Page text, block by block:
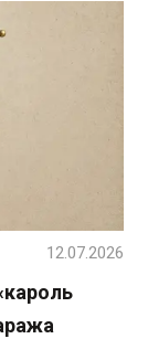
12.07.2026